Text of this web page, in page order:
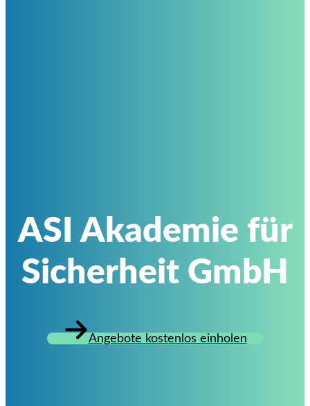
ASI Akademie für
Sicherheit GmbH
Angebote kostenlos einholen